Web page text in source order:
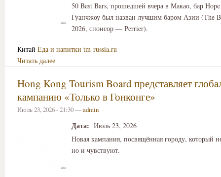
50 Best Bars, прошедшей вчера в Макао, бар
Гуанчжоу был назван лучшим баром Азии (The
2026, спонсор — Perrier).
Китай Еда и напитки tm-russia.ru
Читать далее
Hong Kong Tourism Board представляет
кампанию «Только в Гонконге»
Июль 23, 2026 - 21:30 —admin
Дата: Июль 23, 2026
Новая кампания, посвящённая городу, который
но и чувствуют.